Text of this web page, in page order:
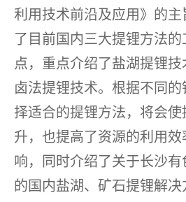
利用技术前沿及应用》的
了目前国内三大提锂方法
点，重点介绍了盐湖提锂
卤法提锂技术。根据不同
择适合的提锂方法，将会
升，也提高了资源的利用
响，同时介绍了关于长沙
的国内盐湖、矿石提锂解决